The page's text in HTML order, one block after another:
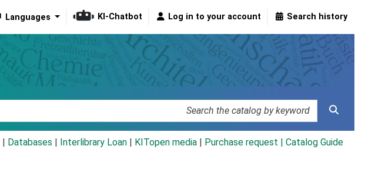
Languages KI-Chatbot Log in to your account Search history
Databases Interlibrary Loan KITopen media Purchase request | Catalog Guide